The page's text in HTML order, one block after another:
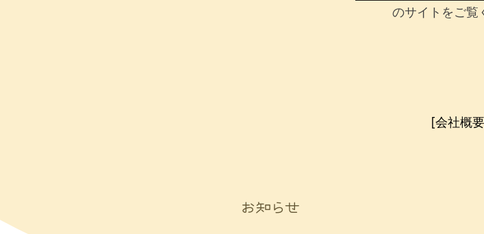
のサイトをご覧
[会社概
お知らせ